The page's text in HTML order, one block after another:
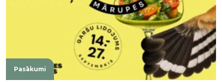
Pasākumi